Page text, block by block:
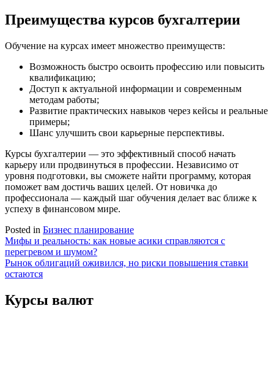
Преимущества курсов бухгалтерии
Обучение на курсах имеет множество преимуществ:
Возможность быстро освоить профессию или повысить
квалификацию;
Доступ к актуальной информации и современным
методам работы;
Развитие практических навыков через кейсы и реальные
примеры;
Шанс улучшить свои карьерные перспективы.
Курсы бухгалтерии — это эффективный способ начать
карьеру или продвинуться в профессии. Независимо от
уровня подготовки, вы сможете найти программу, которая
поможет вам достичь ваших целей. От новичка до
профессионала — каждый шаг обучения делает вас ближе к
успеху в финансовом мире.
Posted in Бизнес планирование
Навигация
по
записям
Мифы и реальность: как новые асики справляются с
перегревом и шумом?
Рынок облигаций оживился, но риски повышения ставки
остаются
Курсы валют